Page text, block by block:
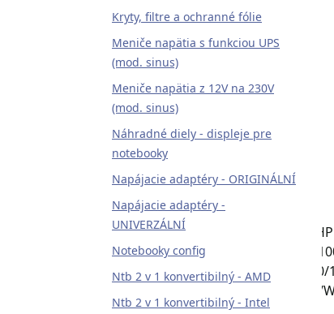
Kryty, filtre a ochranné fólie
Meniče napätia s funkciou UPS
(mod. sinus)
Meniče napätia z 12V na 230V
(mod. sinus)
Náhradné diely - displeje pre
notebooky
Napájacie adaptéry - ORIGINÁLNÍ
Napájacie adaptéry -
UNIVERZÁLNÍ
Notebooky config
Ntb 2 v 1 konvertibilný - AMD
Ntb 2 v 1 konvertibilný - Intel